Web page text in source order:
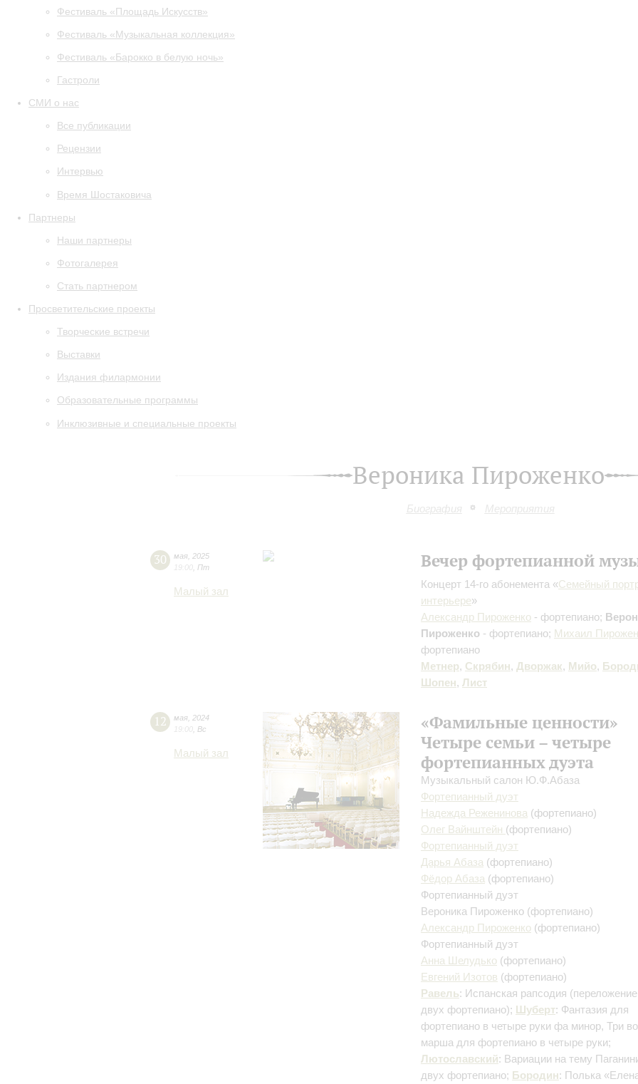
Фестиваль «Площадь Искусств»
Фестиваль «Музыкальная коллекция»
Фестиваль «Барокко в белую ночь»
Гастроли
СМИ о нас
Все публикации
Рецензии
Интервью
Время Шостаковича
Партнеры
Наши партнеры
Фотогалерея
Стать партнером
Просветительские проекты
Творческие встречи
Выставки
Издания филармонии
Образовательные программы
Инклюзивные и специальные проекты
Вероника Пироженко
Биография Мероприятия
30 мая 2025
19:00 Пт
Малый зал
Вечер фортепианной
Концерт 14-го абонемента «Семейный
интерьере»
Александр Пироженко - фортепиано;
Пироженко - фортепиано; Михаил
фортепиано
Метнер, Скрябин, Дворжак, Мийо,
Шопен, Лист
12 мая 2024
19:00 Вс
Малый зал
«Фамильные ценности»
Четыре семьи – четыре
фортепианных дуэта
Музыкальный салон Ю.Ф.Абаза
Фортепианный дуэт
Надежда Реженинова (фортепиано)
Олег Вайнштейн (фортепиано)
Фортепианный дуэт
Дарья Абаза (фортепиано)
Фёдор Абаза (фортепиано)
Фортепианный дуэт
Вероника Пироженко (фортепиано)
Александр Пироженко (фортепиано)
Фортепианный дуэт
Анна Шелудько (фортепиано)
Евгений Изотов (фортепиано)
Равель: Испанская рапсодия
двух фортепиано); Шуберт: Фантазия для
фортепиано в четыре руки фа минор, Три
марша для фортепиано в четыре руки;
Лютославский: Вариации на тему
двух фортепиано; Бородин: Полька